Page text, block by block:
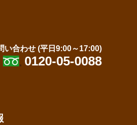
い合わせ (平日9:00～17:00)
0120-05-0088